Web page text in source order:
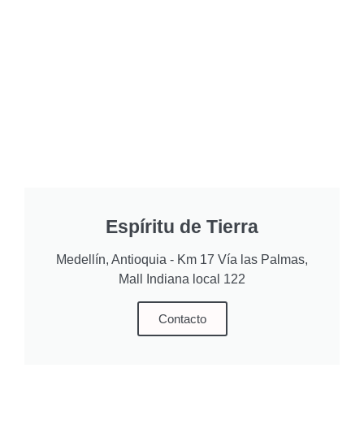
Espíritu de Tierra
Medellín, Antioquia - Km 17 Vía las Palmas,
Mall Indiana local 122
Contacto